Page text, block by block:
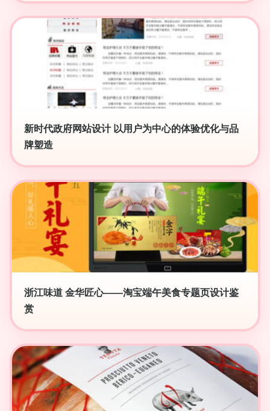
新时代政府网站设计 以用户为中心的体验优化与品
牌塑造
浙江味道 金华匠心——淘宝端午美食专题页设计鉴
赏